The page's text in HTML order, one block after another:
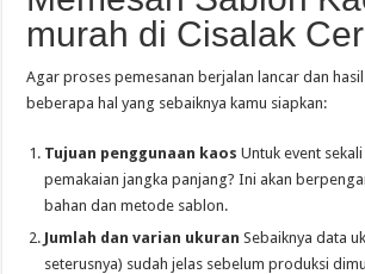
murah di Cisalak
Agar proses pemesanan berjalan lancar dan
beberapa hal yang sebaiknya kamu siapkan:
Tujuan penggunaan kaos Untuk event
pemakaian jangka panjang? Ini akan
bahan dan metode sablon.
Jumlah dan varian ukuran Sebaiknya data
seterusnya) sudah jelas sebelum produksi